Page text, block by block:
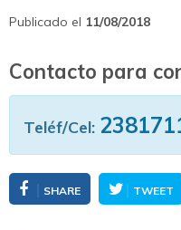
Publicado el 11/08/2018
Contacto para
Teléf/Cel:
SHARE TWEET